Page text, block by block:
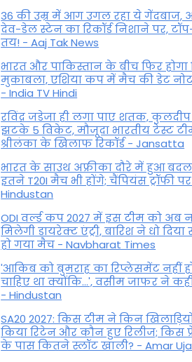
36 की उम्र में आग उगल रहा ये गेंदबाज,
देव-डेल स्टेन का रिकॉर्ड निशाने पर, टॉप-
तय! - Aaj Tak News
भारत और पाकिस्तान के बीच फिर होगा
मुकाबला, एशिया कप में मैच की डेट
- India TV Hindi
रविंद्र जडेजा ही लगा पाए शतक,
झटके 5 विकेट, मौजूदा भारतीय टेस्ट
श्रीलंका के खिलाफ रिकॉर्ड - Jansatta
भारत के साउथ अफ्रीका दौरे में हुआ
इतने T20I मैच भी होंगे; चैंपियंस ट्रॉफी
Hindustan
ODI वर्ल्ड कप 2027 में इस टीम को अब
मिलेगी डायरेक्ट एंट्री, बारिश ने धो दिया
हो गया मैच - Navbharat Times
'आकिब को बुमराह का रिप्लेसमेंट नहीं
चाहिए था क्योंकि...', वसीम जाफर ने
- Hindustan
SA20 2027: किस टीम ने किन
किया रिटेन और कौन हुए रिलीज; किस
के पास कितने स्लॉट खाली? - Amar